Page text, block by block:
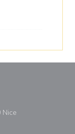
Nice((ανοίγει σε νέο